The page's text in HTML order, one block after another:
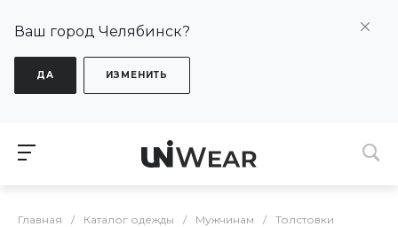
Ваш город Челябинск?
ДА ИЗМЕНИТЬ
Главная / Каталог одежды / Мужчинам / Толстовки